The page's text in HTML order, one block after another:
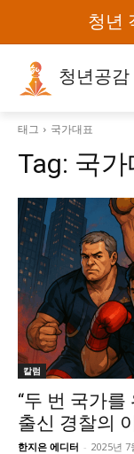
검색어를 입력하
카테고
오피니언
에세이
칼럼
보도자료
정치
정
국
청년
청년공감
태그 국가대표
Tag: 국가
칼럼
“두 번 국가
출신 경찰의
한지은 에디터 - 2025년 7